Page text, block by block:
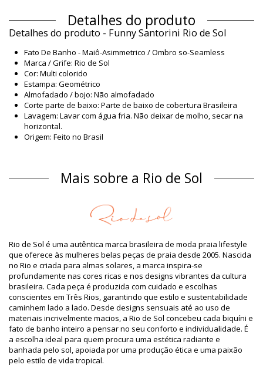
Detalhes do produto
Detalhes do produto - Funny Santorini Rio de Sol
Fato De Banho - Maiô-Asimmetrico / Ombro so-Seamless
Marca / Grife: Rio de Sol
Cor: Multi colorido
Estampa: Geométrico
Almofadado / bojo: Não almofadado
Corte parte de baixo: Parte de baixo de cobertura Brasileira
Lavagem: Lavar com água fria. Não deixar de molho, secar na
horizontal.
Origem: Feito no Brasil
Material
Material: 84% Biodegradable Nylon (AMNI SOUL ECO), 16%
Forro: 84% Biodegradable Nylon (AMNI SOUL ECO), 16%
Spandex (LYCRA) - OEKO-TEX - Chlorine Resistant
Informação do produto
Departamento: Mulher, Fato De Banho - Maiô
O pacote inclui: 1 x Fato De Banho - Maiô (Outros acessórios
não incluídos)
HS CODE / NCM: 6112.41.0010
SKU: 1981121610
EAN: XS (7899810314758), S (7899810314765), M (7899810314772),
L (7899810314789), XL (7899810314796)
Peso: 115g / 0.25lb / 4.06oz
O desenho não é exato, pode variar de acordo com o corte
Fotos retocadas
Mais sobre a Rio de Sol
Rio de Sol é uma autêntica marca brasileira de moda praia lifestyle
que oferece às mulheres belas peças de praia desde 2005. Nascida
no Rio e criada para almas solares, a marca inspira-se
profundamente nas cores ricas e nos designs vibrantes da cultura
brasileira. Cada peça é produzida com cuidado e escolhas
conscientes em Três Rios, garantindo que estilo e sustentabilidade
caminhem lado a lado. Desde designs sensuais até ao uso de
materiais incrivelmente macios, a Rio de Sol concebeu cada biquíni e
fato de banho inteiro a pensar no seu conforto e individualidade. É
a escolha ideal para quem procura uma estética radiante e
banhada pelo sol, apoiada por uma produção ética e uma paixão
pelo estilo de vida tropical.